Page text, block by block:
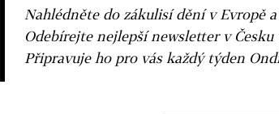
Nahlédněte do zákulisí dění v Evropě
Odebírejte nejlepší newsletter v
Připravuje ho pro vás každý týden